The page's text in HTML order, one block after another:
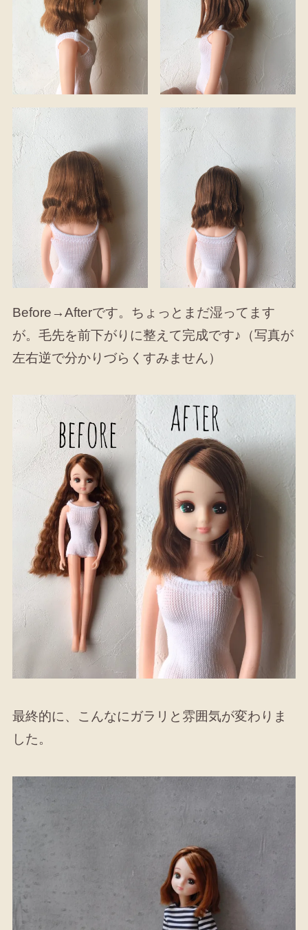
Before→Afterです。ちょっとまだ湿ってます
が。毛先を前下がりに整えて完成です♪（写真が
左右逆で分かりづらくすみません）
最終的に、こんなにガラリと雰囲気が変わりま
した。